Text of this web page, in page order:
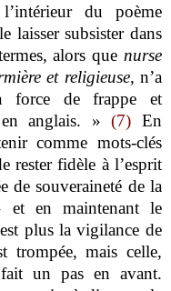
du poème
laisser subsister dans
alors que nurse
et religieuse, n’a
force de frappe et
en anglais. »(7) En
comme mots-clés
rester fidèle à l’esprit
de souveraineté de la
en maintenant le
plus la vigilance de
trompée, mais celle,
un pas en avant.